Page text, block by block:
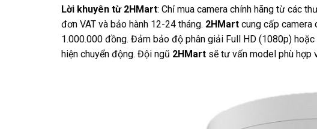
Lời khuyên từ 2HMart: Chỉ mua camera chính hãng từ các
đơn VAT và bảo hành 12-24 tháng. 2HMart cung cấp camera
1.000.000 đồng. Đảm bảo độ phân giải Full HD (1080p)
hiện chuyển động. Đội ngũ 2HMart sẽ tư vấn model phù hợp